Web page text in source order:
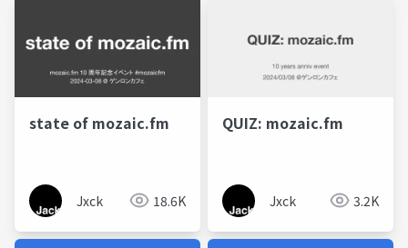
state of mozaic.fm
Jxck 18.6K
QUIZ: mozaic.fm
Jxck 3.2K